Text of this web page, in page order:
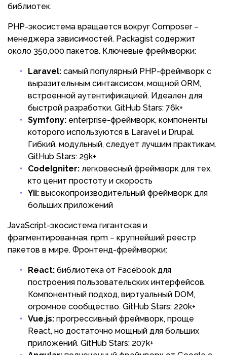
библиотек.
PHP-экосистема вращается вокруг Composer –
менеджера зависимостей. Packagist содержит
около 350,000 пакетов. Ключевые фреймворки:
Laravel: самый популярный PHP-фреймворк с
выразительным синтаксисом, мощной ORM,
встроенной аутентификацией. Идеален для
быстрой разработки. GitHub Stars: 76k+
Symfony: enterprise-фреймворк, компоненты
которого используются в Laravel и Drupal.
Гибкий, модульный, следует лучшим практикам.
GitHub Stars: 29k+
CodeIgniter: легковесный фреймворк для тех,
кто ценит простоту и скорость
Yii: высокопроизводительный фреймворк для
больших приложений
JavaScript-экосистема гигантская и
фрагментированная. npm – крупнейший реестр
пакетов в мире. Фронтенд-фреймворки:
React: библиотека от Facebook для
построения пользовательских интерфейсов.
Компонентный подход, виртуальный DOM,
огромное сообщество. GitHub Stars: 220k+
Vue.js: прогрессивный фреймворк, проще
React, но достаточно мощный для больших
приложений. GitHub Stars: 207k+